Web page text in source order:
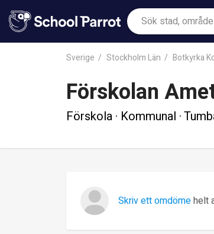
Sverige Stockholm Län Botkyrka
Förskolan
Förskola · Kommunal ·
Skriv ett omdömehelt